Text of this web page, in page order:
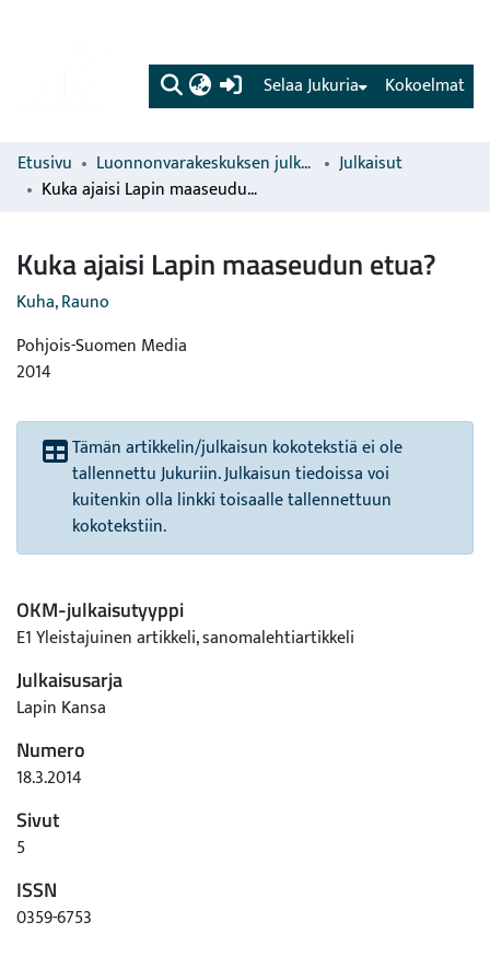
(current) Kokoelmat
Selaa Jukuria
Etusivu Luonnonvarakeskuksen julkaisut
Julkaisut
Kuka ajaisi Lapin maaseudun etua?
Kuka ajaisi Lapin maaseudun etua?
Kuha, Rauno
Pohjois-Suomen Media
2014
Tämän artikkelin/julkaisun kokotekstiä ei ole
tallennettu Jukuriin. Julkaisun tiedoissa voi
kuitenkin olla linkki toisaalle tallennettuun
kokotekstiin.
OKM-julkaisutyyppi
E1 Yleistajuinen artikkeli, sanomalehtiartikkeli
Julkaisusarja
Lapin Kansa
Numero
18.3.2014
Sivut
5
ISSN
0359-6753